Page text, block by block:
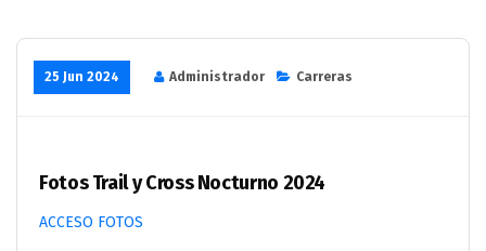
25 Jun 2024 Administrador Carreras
Fotos Trail y Cross Nocturno 2024
ACCESO FOTOS